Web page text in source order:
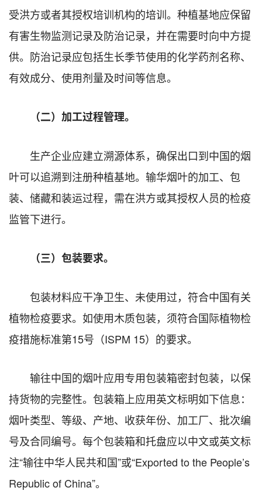
受洪方或者其授权培训机构的培训。种植基地应保留
有害生物监测记录及防治记录，并在需要时向中方提
供。防治记录应包括生长季节使用的化学药剂名称、
有效成分、使用剂量及时间等信息。
（二）加工过程管理。
生产企业应建立溯源体系，确保出口到中国的烟
叶可以追溯到注册种植基地。输华烟叶的加工、包
装、储藏和装运过程，需在洪方或其授权人员的检疫
监管下进行。
（三）包装要求。
包装材料应干净卫生、未使用过，符合中国有关
植物检疫要求。如使用木质包装，须符合国际植物检
疫措施标准第15号（ISPM 15）的要求。
输往中国的烟叶应用专用包装箱密封包装，以保
持货物的完整性。包装箱上应用英文标明如下信息：
烟叶类型、等级、产地、收获年份、加工厂、批次编
号及合同编号。每个包装箱和托盘应以中文或英文标
注“输往中华人民共和国”或“Exported to the People’s
Republic of China”。